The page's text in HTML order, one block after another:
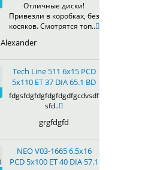
Отличные диски!
Привезли в коробках, без
косяков. Смотрятся топ..
Alexander
Tech Line 511 6x15 PCD
5x110 ET 37 DIA 65.1 BD
fdgsfdgfdgfdgfdgdfgcdvsdf
sfd..
grgfdgfd
NEO V03-1665 6.5x16
PCD 5x100 ET 40 DIA 57.1